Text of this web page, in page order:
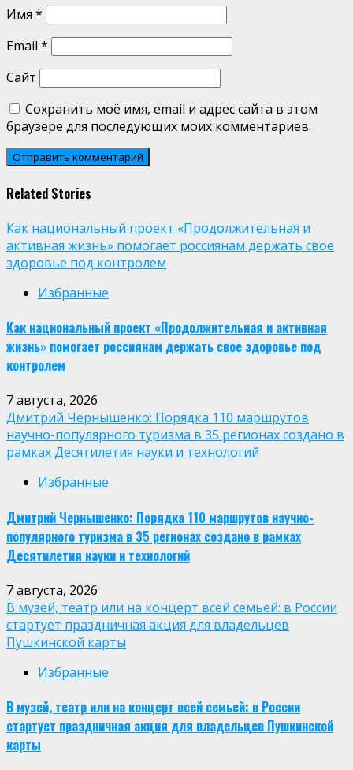
Имя *
Email *
Сайт
Сохранить моё имя, email и адрес сайта в этом
браузере для последующих моих комментариев.
Related Stories
Как национальный проект «Продолжительная и
активная жизнь» помогает россиянам держать свое
здоровье под контролем
Избранные
Как национальный проект «Продолжительная и активная
жизнь» помогает россиянам держать свое здоровье под
контролем
7 августа, 2026
Дмитрий Чернышенко: Порядка 110 маршрутов
научно-популярного туризма в 35 регионах создано в
рамках Десятилетия науки и технологий
Избранные
Дмитрий Чернышенко: Порядка 110 маршрутов научно-
популярного туризма в 35 регионах создано в рамках
Десятилетия науки и технологий
7 августа, 2026
В музей, театр или на концерт всей семьей: в России
стартует праздничная акция для владельцев
Пушкинской карты
Избранные
В музей, театр или на концерт всей семьей: в России
стартует праздничная акция для владельцев Пушкинской
карты